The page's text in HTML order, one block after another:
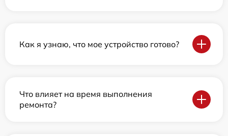
Как я узнаю, что мое устройство готово?
Что влияет на время выполнения
ремонта?